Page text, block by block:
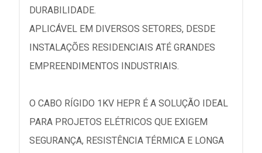
DURABILIDADE.
APLICÁVEL EM DIVERSOS SETORES, DESDE
INSTALAÇÕES RESIDENCIAIS ATÉ GRANDES
EMPREENDIMENTOS INDUSTRIAIS.
O CABO RÍGIDO 1KV HEPR É A SOLUÇÃO IDEAL
PARA PROJETOS ELÉTRICOS QUE EXIGEM
SEGURANÇA, RESISTÊNCIA TÉRMICA E LONGA